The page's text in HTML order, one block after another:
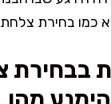
כמו בחירת
בבחירת